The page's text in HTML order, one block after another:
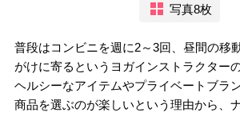
写真8枚
普段はコンビニを週に2～3回、昼間の移
がけに寄るというヨガインストラクター
ヘルシーなアイテムやプライベートブラ
商品を選ぶのが楽しいという理由から、